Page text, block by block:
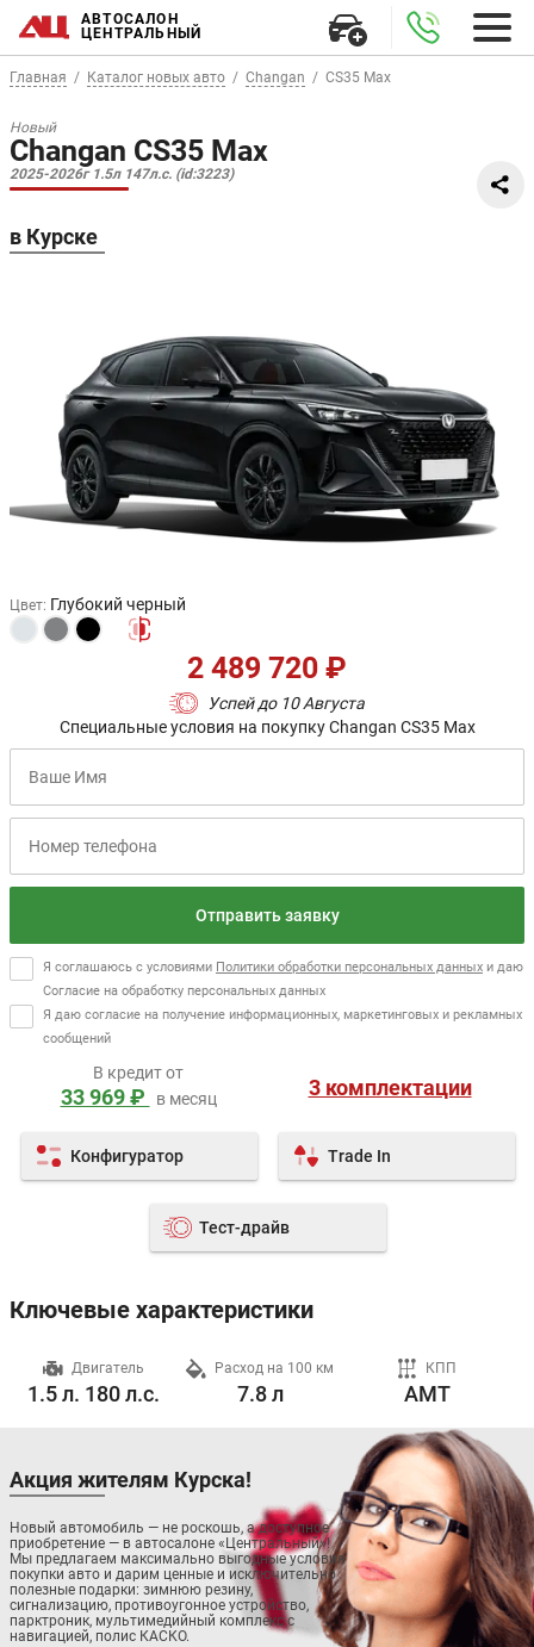
АВТОСАЛОН
ЦЕНТРАЛЬНЫЙ
Главная Каталог новых авто Changan CS35 Max
Новый
Changan CS35 Max
2025-2026г 1.5л 147л.с. (id:3223)
в Курске
Цвет: Глубокий черный
Успей до 10 Августа
2 489 720 ₽
Специальные условия на покупку Changan CS35 Max
Отправить заявку
Я соглашаюсь с условиями Политики обработки персональных данных и даю
Согласие на обработку персональных данных
Я даю согласие на получение информационных, маркетинговых и рекламных
сообщений
3 комплектации
Конфигуратор Trade In
Тест-драйв
В кредит от
33 969 ₽ в месяц
Ключевые характеристики
Двигатель
1.5 л. 180 л.с.
Расход на 100 км
7.8 л
КПП
AMT
Акция жителям Курска!
Новый автомобиль — не роскошь, а доступное
приобретение — в автосалоне «Центральный»!
Мы предлагаем максимально выгодные условия
покупки авто и дарим ценные и исключительно
полезные подарки: зимнюю резину,
сигнализацию, противоугонное устройство,
парктроник, мультимедийный комплекс с
навигацией, полис КАСКО.